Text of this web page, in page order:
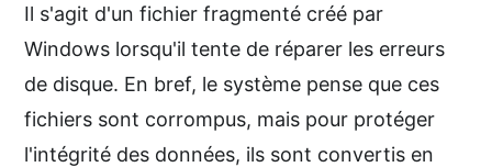
Il s'agit d'un fichier fragmenté créé par
Windows lorsqu'il tente de réparer les erreurs
de disque. En bref, le système pense que ces
fichiers sont corrompus, mais pour protéger
l'intégrité des données, ils sont convertis en